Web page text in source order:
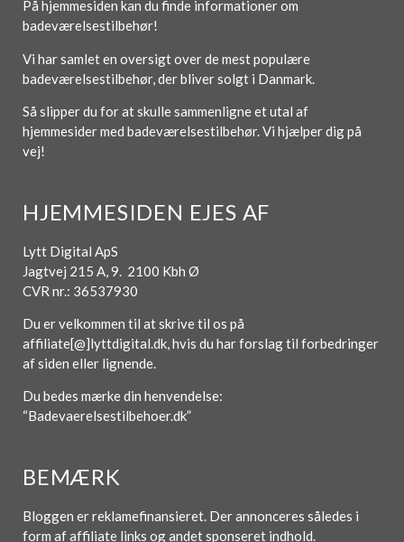
På hjemmesiden kan du finde informationer om
badeværelsestilbehør!
Vi har samlet en oversigt over de mest populære
badeværelsestilbehør, der bliver solgt i Danmark.
Så slipper du for at skulle sammenligne et utal af
hjemmesider med badeværelsestilbehør. Vi hjælper dig på
vej!
HJEMMESIDEN EJES AF
Lytt Digital ApS
Jagtvej 215 A, 9. 2100 Kbh Ø
CVR nr.: 36537930
Du er velkommen til at skrive til os på
affiliate[@]lyttdigital.dk, hvis du har forslag til forbedringer
af siden eller lignende.
Du bedes mærke din henvendelse:
“Badevaerelsestilbehoer.dk”
BEMÆRK
Bloggen er reklamefinansieret. Der annonceres således i
form af affiliate links og andet sponseret indhold.